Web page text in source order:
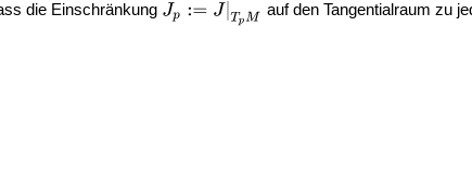
die Einschränkung
auf den Tangentialraum zu